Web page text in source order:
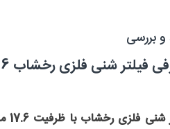
و بررسی
شنی فلزی رخشاب 17.6 متر مکعب در ساعت
فلزی رخشاب با ظرفیت 17.6 متر مکعب در ساعت